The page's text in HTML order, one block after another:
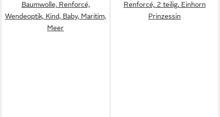
Baumwolle, Renforcé,
Wendeoptik, Kind, Baby, Maritim,
Meer
Renforcé, 2 teilig, Einhorn
Prinzessin